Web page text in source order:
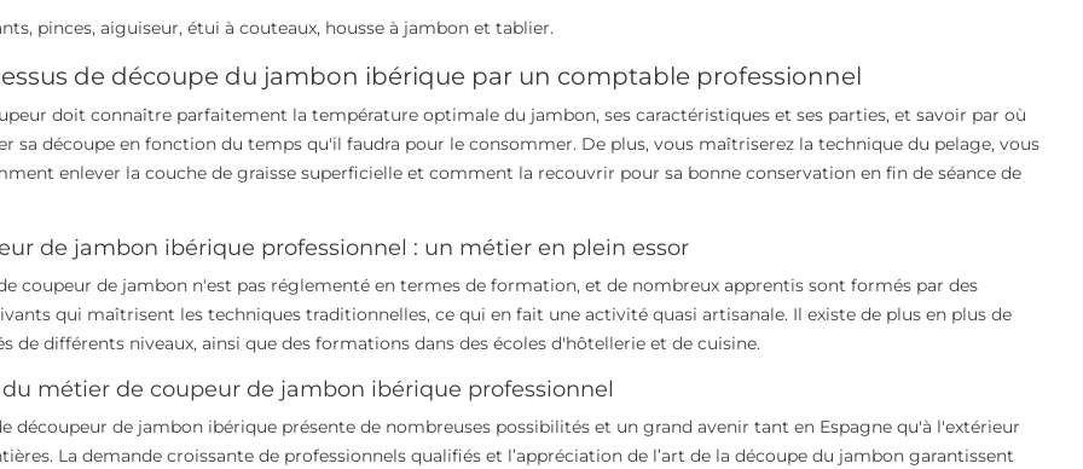
pinces, aiguiseur, étui à couteaux, housse à jambon et tablier.
de découpe du jambon ibérique par un comptable professionnel
doit connaître parfaitement la température optimale du jambon, ses caractéristiques et ses parties, et savoir par où
sa découpe en fonction du temps qu'il faudra pour le consommer. De plus, vous maîtriserez la technique du pelage, vous
enlever la couche de graisse superficielle et comment la recouvrir pour sa bonne conservation en fin de séance de
de jambon ibérique professionnel : un métier en plein essor
coupeur de jambon n'est pas réglementé en termes de formation, et de nombreux apprentis sont formés par des
qui maîtrisent les techniques traditionnelles, ce qui en fait une activité quasi artisanale. Il existe de plus en plus de
de différents niveaux, ainsi que des formations dans des écoles d'hôtellerie et de cuisine.
métier de coupeur de jambon ibérique professionnel
découpeur de jambon ibérique présente de nombreuses possibilités et un grand avenir tant en Espagne qu'à l'extérieur
La demande croissante de professionnels qualifiés et l’appréciation de l’art de la découpe du jambon garantissent